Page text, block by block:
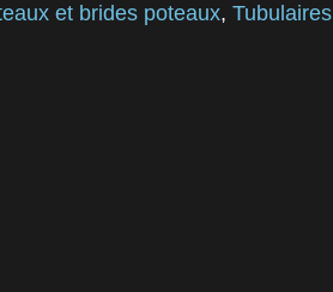
et brides poteaux, Tubulaires